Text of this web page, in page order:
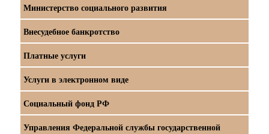
Министерство социального развития
Внесудебное банкротство
Платные услуги
Услуги в электронном виде
Социальный фонд РФ
Управления Федеральной службы государственной